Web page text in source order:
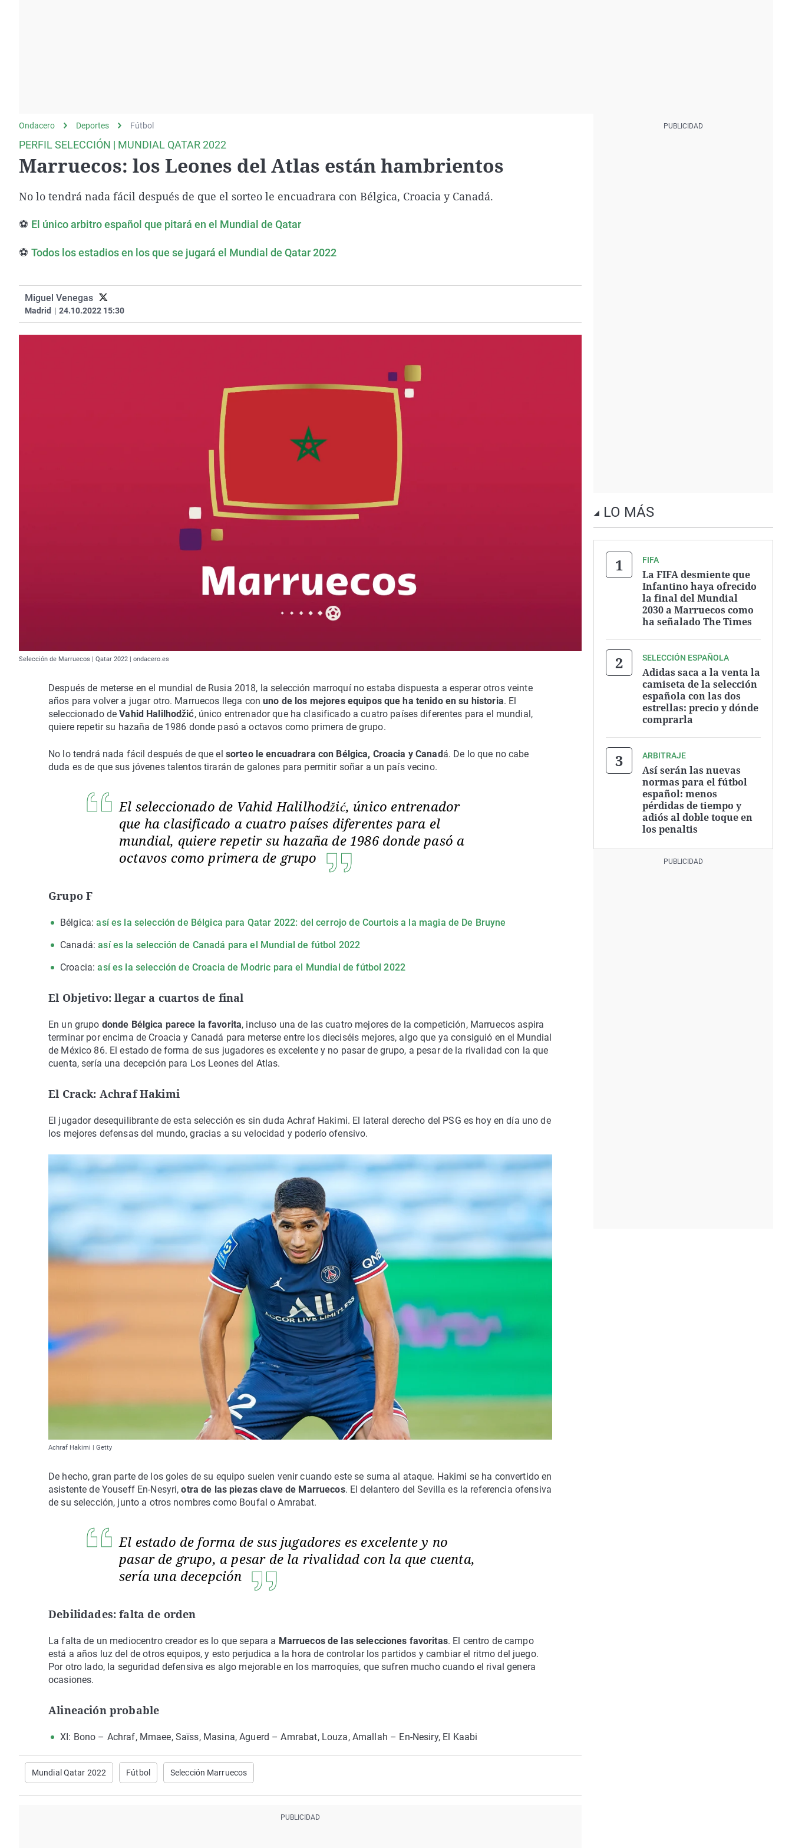
Ondacero Deportes Fútbol
PERFIL SELECCIÓN | MUNDIAL QATAR 2022
Marruecos: los Leones del Atlas están hambrientos
No lo tendrá nada fácil después de que el sorteo le encuadrara con Bélgica, Croacia y Canadá.
⚽ El único arbitro español que pitará en el Mundial de Qatar
⚽ Todos los estadios en los que se jugará el Mundial de Qatar 2022
Miguel Venegas
Madrid | 24.10.2022 15:30
Selección de Marruecos | Qatar 2022 | ondacero.es
Después de meterse en el mundial de Rusia 2018, la selección marroquí no estaba dispuesta a esperar otros veinte
años para volver a jugar otro. Marruecos llega conuno de los mejores equipos que ha tenido en su historia. El
seleccionado deVahid Halilhodžić, único entrenador que ha clasificado a cuatro países diferentes para el mundial,
quiere repetir su hazaña de 1986 donde pasó a octavos como primera de grupo.
No lo tendrá nada fácil después de que el sorteo le encuadrara con Bélgica, Croacia y Canad á. De lo que no cabe
duda es de que sus jóvenes talentos tirarán de galones para permitir soñar a un país vecino.
El seleccionado de Vahid Halilhodžić, único entrenador
que ha clasificado a cuatro países diferentes para el
mundial, quiere repetir su hazaña de 1986 donde pasó a
octavos como primera de grupo
Grupo F
Bélgica:así es la selección de Bélgica para Qatar 2022: del cerrojo de Courtois a la magia de De Bruyne
Canadá:así es la selección de Canadá para el Mundial de fútbol 2022
Croacia:así es la selección de Croacia de Modric para el Mundial de fútbol 2022
El Objetivo: llegar a cuartos de final
En un grupo donde Bélgica parece la favorita, incluso una de las cuatro mejores de la competición, Marruecos aspira
terminar por encima de Croacia y Canadá para meterse entre los dieciséis mejores, algo que ya consiguió en el Mundial
de México 86. El estado de forma de sus jugadores es excelente y no pasar de grupo, a pesar de la rivalidad con la que
cuenta, sería una decepción para Los Leones del Atlas.
El Crack: Achraf Hakimi
El jugador desequilibrante de esta selección es sin duda Achraf Hakimi. El lateral derecho del PSG es hoy en día uno de
los mejores defensas del mundo, gracias a su velocidad y poderío ofensivo.
Achraf Hakimi | Getty
De hecho, gran parte de los goles de su equipo suelen venir cuando este se suma al ataque. Hakimi se ha convertido en
asistente de Youseff En-Nesyri, otra de las piezas clave de Marruecos. El delantero del Sevilla es la referencia ofensiva
de su selección, junto a otros nombres como Boufal o Amrabat.
El estado de forma de sus jugadores es excelente y no
pasar de grupo, a pesar de la rivalidad con la que cuenta,
sería una decepción
Debilidades: falta de orden
La falta de un mediocentro creador es lo que separa a Marruecos de las selecciones favoritas. El centro de campo
está a años luz del de otros equipos, y esto perjudica a la hora de controlar los partidos y cambiar el ritmo del juego.
Por otro lado, la seguridad defensiva es algo mejorable en los marroquíes, que sufren mucho cuando el rival genera
ocasiones.
Alineación probable
XI: Bono – Achraf, Mmaee, Saïss, Masina, Aguerd – Amrabat, Louza, Amallah – En-Nesiry, El Kaabi
Mundial Qatar 2022 Fútbol Selección Marruecos
LO MÁS
FIFA
La FIFA desmiente que
Infantino haya ofrecido
la final del Mundial
2030 a Marruecos como
ha señalado The Times
SELECCIÓN ESPAÑOLA
Adidas saca a la venta la
camiseta de la selección
española con las dos
estrellas: precio y dónde
comprarla
ARBITRAJE
Así serán las nuevas
normas para el fútbol
español: menos
pérdidas de tiempo y
adiós al doble toque en
los penaltis